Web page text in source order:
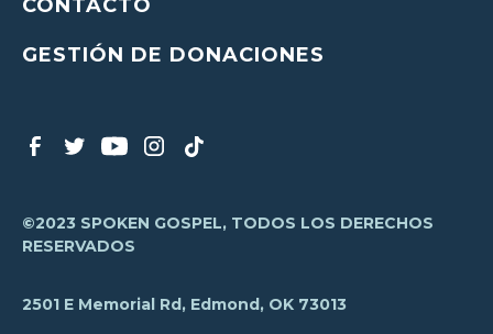
CONTACTO
GESTIÓN DE DONACIONES
©2023 SPOKEN GOSPEL, TODOS LOS DERECHOS
RESERVADOS
2501 E Memorial Rd, Edmond, OK 73013